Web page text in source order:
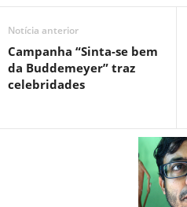
Notícia anterior
Campanha “Sinta-se bem
da Buddemeyer” traz
celebridades